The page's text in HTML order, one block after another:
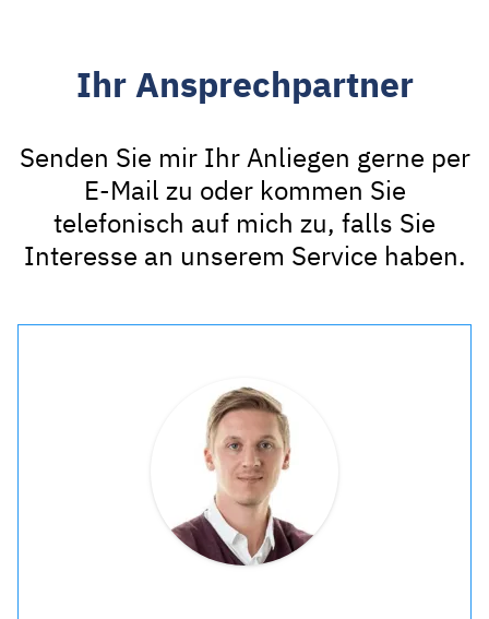
Ihr Ansprechpartner
Senden Sie mir Ihr Anliegen gerne per
E-Mail zu oder kommen Sie
telefonisch auf mich zu, falls Sie
Interesse an unserem Service haben.